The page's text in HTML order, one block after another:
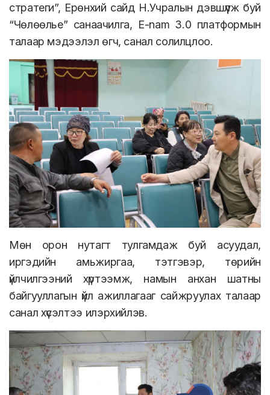
стратеги”, Ерөнхий сайд Н.Учралын дэвшүүлж буй
“Чөлөөлье” санаачилга, E-nam 3.0 платформын
талаар мэдээлэл өгч, санал солилцлоо.
Мөн орон нутагт тулгамдаж буй асуудал,
иргэдийн амьжиргаа, тэтгэвэр, төрийн
үйлчилгээний хүртээмж, намын анхан шатны
байгууллагын үйл ажиллагааг сайжруулах талаар
санал хүсэлтээ илэрхийлэв.